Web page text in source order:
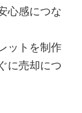
心感につな
ットを制作
に売却につ